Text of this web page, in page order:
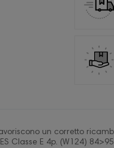
un corretto
Classe E 4p. (W124)